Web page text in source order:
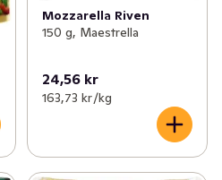
Mozzarella Riven
150 g, Maestrella
24,56 kr
163,73 kr /kg